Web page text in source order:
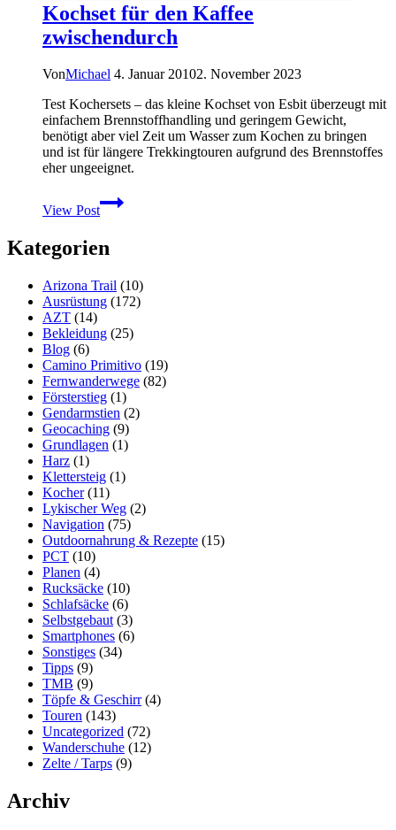
Kochset für den Kaffee
zwischendurch
VonMichael 4. Januar 20102. November 2023
Test Kochersets – das kleine Kochset von Esbit überzeugt mit
einfachem Brennstoffhandling und geringem Gewicht,
benötigt aber viel Zeit um Wasser zum Kochen zu bringen
und ist für längere Trekkingtouren aufgrund des Brennstoffes
eher ungeeignet.
View Post
Test
Esbit
Kleines
ml
Kochset
für
den
Kaffee
zwischendurch
Kategorien
Arizona Trail (10)
Ausrüstung (172)
AZT (14)
Bekleidung (25)
Blog (6)
Camino Primitivo (19)
Fernwanderwege (82)
Försterstieg (1)
Gendarmstien (2)
Geocaching (9)
Grundlagen (1)
Harz (1)
Klettersteig (1)
Kocher(11)
Lykischer Weg (2)
Navigation (75)
Outdoornahrung & Rezepte (15)
PCT (10)
Planen (4)
Rucksäcke (10)
Schlafsäcke (6)
Selbstgebaut (3)
Smartphones (6)
Sonstiges (34)
Tipps (9)
TMB (9)
Töpfe & Geschirr(4)
Touren (143)
Uncategorized (72)
Wanderschuhe (12)
Zelte / Tarps (9)
Archiv